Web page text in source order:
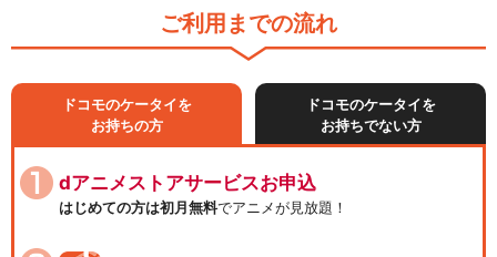
ご利用までの流れ
ドコモのケータイを
お持ちの方
ドコモのケータイを
お持ちでない方
dアニメストアサービスお申込
はじめての方は初月無料でアニメが見放題！